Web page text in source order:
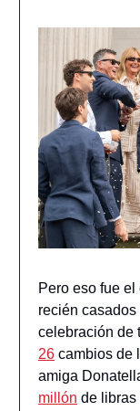
Pero eso fue
recién
celebración de
26 cambios de
amiga
millón de libras